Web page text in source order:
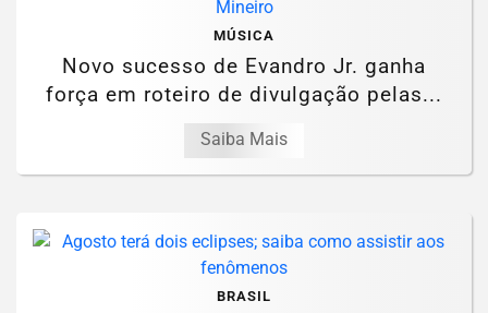
MÚSICA
Novo sucesso de Evandro Jr. ganha
força em roteiro de divulgação pelas...
Saiba Mais
BRASIL